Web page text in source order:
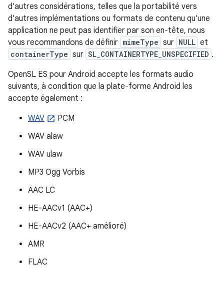
d'autres considérations, telles que la portabilité vers
d'autres implémentations ou formats de contenu qu'une
application ne peut pas identifier par son en-tête, nous
vous recommandons de définir mimeType sur NULL et
containerType sur SL_CONTAINERTYPE_UNSPECIFIED .
OpenSL ES pour Android accepte les formats audio
suivants, à condition que la plate-forme Android les
accepte également :
WAV
PCM
WAV alaw
WAV ulaw
MP3 Ogg Vorbis
AAC LC
HE-AACv1 (AAC+)
HE-AACv2 (AAC+ amélioré)
AMR
FLAC